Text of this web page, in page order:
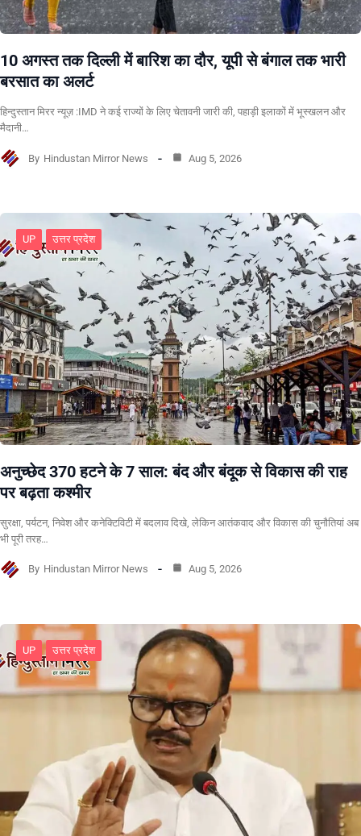
10 अगस्त तक दिल्ली में बारिश का दौर, यूपी से बंगाल तक भारी
बरसात का अलर्ट
हिन्दुस्तान मिरर न्यूज़ :IMD ने कई राज्यों के लिए चेतावनी जारी की, पहाड़ी इलाकों में भूस्खलन और
मैदानी…
By Hindustan Mirror News Aug 5, 2026
UP उत्तर प्रदेश
अनुच्छेद 370 हटने के 7 साल: बंद और बंदूक से विकास की राह
पर बढ़ता कश्मीर
सुरक्षा, पर्यटन, निवेश और कनेक्टिविटी में बदलाव दिखे, लेकिन आतंकवाद और विकास की चुनौतियां अब
भी पूरी तरह…
By Hindustan Mirror News Aug 5, 2026
UP उत्तर प्रदेश